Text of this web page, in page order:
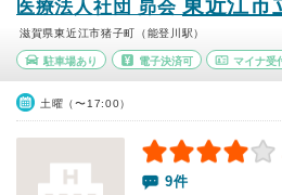
医療法人社団 昴会 東近江市
滋賀県東近江市猪子町（能登川駅）
駐車場あり 電子決済可 マイナ受
土曜（〜17:00）
9件